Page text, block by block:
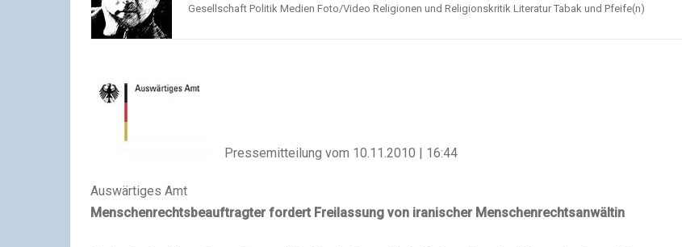
Gesellschaft Politik Medien Foto/Video Religionen und Religionskritik Literatur Tabak und Pfeife(n)
Pressemitteilung vom 10.11.2010 | 16:44
Auswärtiges Amt
Menschenrechtsbeauftragter fordert Freilassung von iranischer Menschenrechtsanwältin